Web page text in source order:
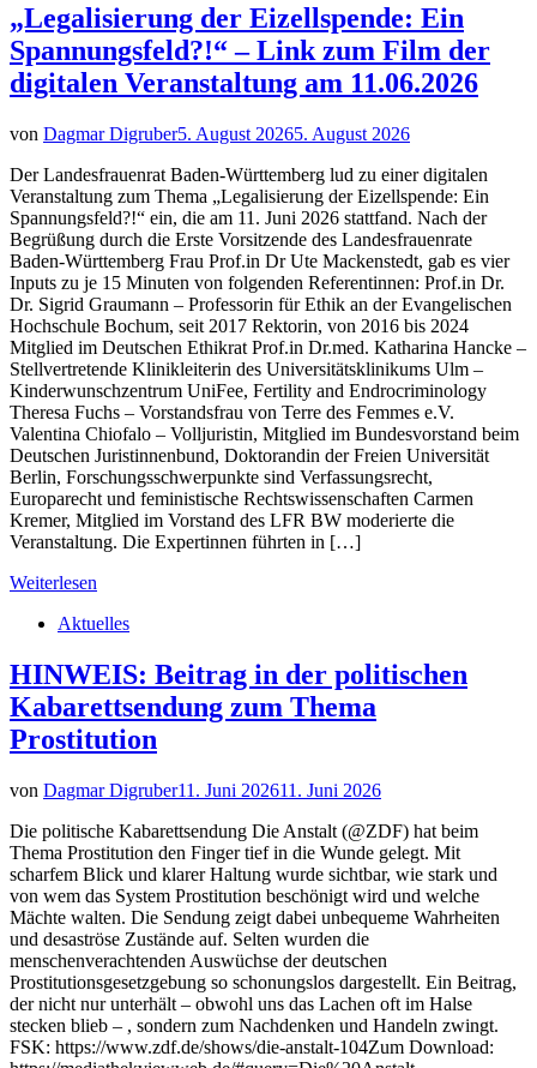
„Legalisierung der Eizellspende: Ein
Spannungsfeld?!“ – Link zum Film der
digitalen Veranstaltung am 11.06.2026
von Dagmar Digruber5. August 20265. August 2026
Der Landesfrauenrat Baden-Württemberg lud zu einer digitalen
Veranstaltung zum Thema „Legalisierung der Eizellspende: Ein
Spannungsfeld?!“ ein, die am 11. Juni 2026 stattfand. Nach der
Begrüßung durch die Erste Vorsitzende des Landesfrauenrate
Baden-Württemberg Frau Prof.in Dr Ute Mackenstedt, gab es vier
Inputs zu je 15 Minuten von folgenden Referentinnen: Prof.in Dr.
Dr. Sigrid Graumann – Professorin für Ethik an der Evangelischen
Hochschule Bochum, seit 2017 Rektorin, von 2016 bis 2024
Mitglied im Deutschen Ethikrat Prof.in Dr.med. Katharina Hancke –
Stellvertretende Klinikleiterin des Universitätsklinikums Ulm –
Kinderwunschzentrum UniFee, Fertility and Endrocriminology
Theresa Fuchs – Vorstandsfrau von Terre des Femmes e.V.
Valentina Chiofalo – Volljuristin, Mitglied im Bundesvorstand beim
Deutschen Juristinnenbund, Doktorandin der Freien Universität
Berlin, Forschungsschwerpunkte sind Verfassungsrecht,
Europarecht und feministische Rechtswissenschaften Carmen
Kremer, Mitglied im Vorstand des LFR BW moderierte die
Veranstaltung. Die Expertinnen führten in […]
Weiterlesen
Aktuelles
HINWEIS: Beitrag in der politischen
Kabarettsendung zum Thema
Prostitution
von Dagmar Digruber11. Juni 202611. Juni 2026
Die politische Kabarettsendung Die Anstalt (@ZDF) hat beim
Thema Prostitution den Finger tief in die Wunde gelegt. Mit
scharfem Blick und klarer Haltung wurde sichtbar, wie stark und
von wem das System Prostitution beschönigt wird und welche
Mächte walten. Die Sendung zeigt dabei unbequeme Wahrheiten
und desaströse Zustände auf. Selten wurden die
menschenverachtenden Auswüchse der deutschen
Prostitutionsgesetzgebung so schonungslos dargestellt. Ein Beitrag,
der nicht nur unterhält – obwohl uns das Lachen oft im Halse
stecken blieb – , sondern zum Nachdenken und Handeln zwingt.
FSK: https://www.zdf.de/shows/die-anstalt-104Zum Download: